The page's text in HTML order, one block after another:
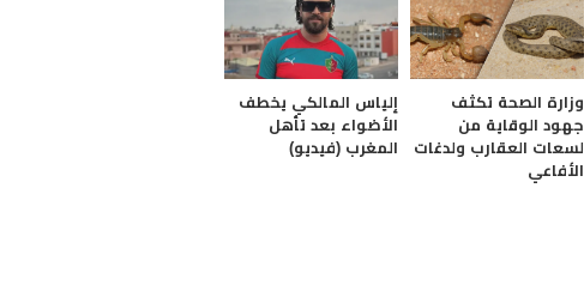
وزارة الصحة تكثف
جهود الوقاية من
لسعات العقارب ولدغات
الأفاعي
إلياس المالكي يخطف
الأضواء بعد تأهل
المغرب (فيديو)